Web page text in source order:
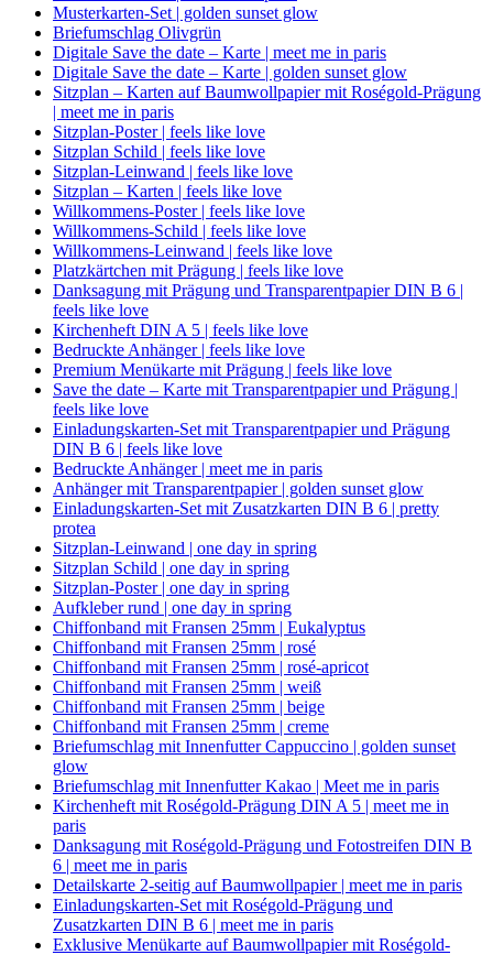
Musterkarten-Set | golden sunset glow
Briefumschlag Olivgrün
Digitale Save the date – Karte | meet me in paris
Digitale Save the date – Karte | golden sunset glow
Sitzplan – Karten auf Baumwollpapier mit Roségold-Prägung
| meet me in paris
Sitzplan-Poster | feels like love
Sitzplan Schild | feels like love
Sitzplan-Leinwand | feels like love
Sitzplan – Karten | feels like love
Willkommens-Poster | feels like love
Willkommens-Schild | feels like love
Willkommens-Leinwand | feels like love
Platzkärtchen mit Prägung | feels like love
Danksagung mit Prägung und Transparentpapier DIN B 6 |
feels like love
Kirchenheft DIN A 5 | feels like love
Bedruckte Anhänger | feels like love
Premium Menükarte mit Prägung | feels like love
Save the date – Karte mit Transparentpapier und Prägung |
feels like love
Einladungskarten-Set mit Transparentpapier und Prägung
DIN B 6 | feels like love
Bedruckte Anhänger | meet me in paris
Anhänger mit Transparentpapier | golden sunset glow
Einladungskarten-Set mit Zusatzkarten DIN B 6 | pretty
protea
Sitzplan-Leinwand | one day in spring
Sitzplan Schild | one day in spring
Sitzplan-Poster | one day in spring
Aufkleber rund | one day in spring
Chiffonband mit Fransen 25mm | Eukalyptus
Chiffonband mit Fransen 25mm | rosé
Chiffonband mit Fransen 25mm | rosé-apricot
Chiffonband mit Fransen 25mm | weiß
Chiffonband mit Fransen 25mm | beige
Chiffonband mit Fransen 25mm | creme
Briefumschlag mit Innenfutter Cappuccino | golden sunset
glow
Briefumschlag mit Innenfutter Kakao | Meet me in paris
Kirchenheft mit Roségold-Prägung DIN A 5 | meet me in
paris
Danksagung mit Roségold-Prägung und Fotostreifen DIN B
6 | meet me in paris
Detailskarte 2-seitig auf Baumwollpapier | meet me in paris
Einladungskarten-Set mit Roségold-Prägung und
Zusatzkarten DIN B 6 | meet me in paris
Exklusive Menükarte auf Baumwollpapier mit Roségold-